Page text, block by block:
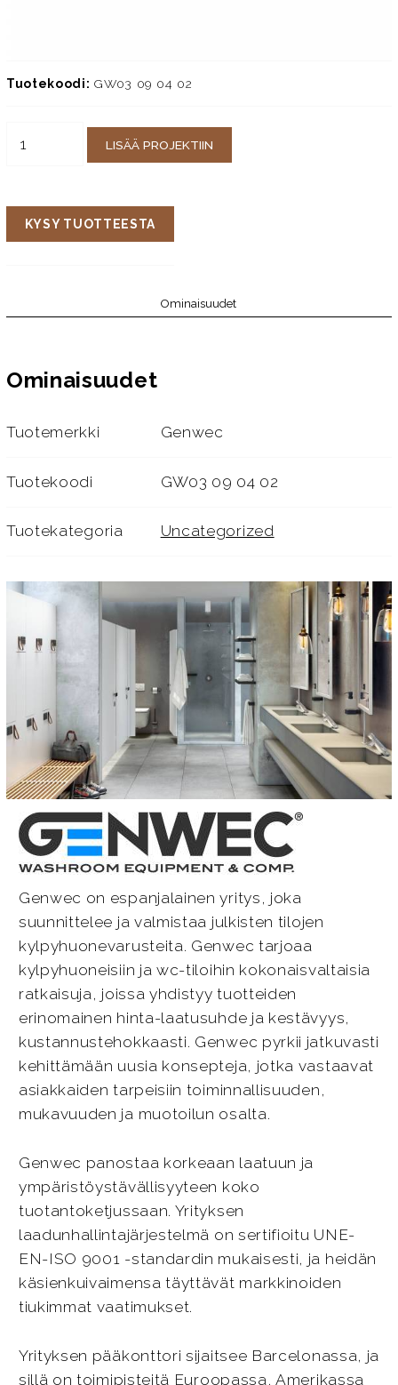
Tuotekoodi: GW03 09 04 02
LISÄÄ PROJEKTIIN
KYSY TUOTTEESTA
Ominaisuudet
Ominaisuudet
Tuotemerkki Genwec
Tuotekoodi GW03 09 04 02
Tuotekategoria Uncategorized
Genwec on espanjalainen yritys, joka
suunnittelee ja valmistaa julkisten tilojen
kylpyhuonevarusteita. Genwec tarjoaa
kylpyhuoneisiin ja wc-tiloihin kokonaisvaltaisia
ratkaisuja, joissa yhdistyy tuotteiden
erinomainen hinta-laatusuhde ja kestävyys,
kustannustehokkaasti. Genwec pyrkii jatkuvasti
kehittämään uusia konsepteja, jotka vastaavat
asiakkaiden tarpeisiin toiminnallisuuden,
mukavuuden ja muotoilun osalta.
Genwec panostaa korkeaan laatuun ja
ympäristöystävällisyyteen koko
tuotantoketjussaan. Yrityksen
laadunhallintajärjestelmä on sertifioitu UNE-
EN-ISO 9001 -standardin mukaisesti, ja heidän
käsienkuivaimensa täyttävät markkinoiden
tiukimmat vaatimukset.
Yrityksen pääkonttori sijaitsee Barcelonassa, ja
sillä on toimipisteitä Euroopassa, Amerikassa